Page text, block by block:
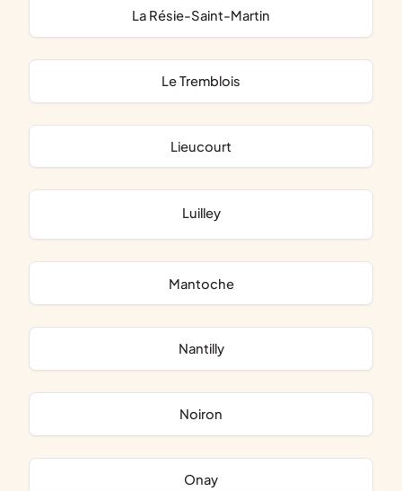
La Résie-Saint-Martin
Le Tremblois
Lieucourt
Luilley
Mantoche
Nantilly
Noiron
Onay